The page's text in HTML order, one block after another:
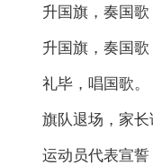
升国旗，奏国歌
升国旗，奏国歌
礼毕，唱国歌。
旗队退场，家长
运动员代表宣誓